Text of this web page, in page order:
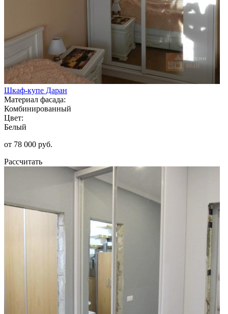
Шкаф-купе Даран
Материал фасада:
Комбинированный
Цвет:
Белый
от 78 000 руб.
Рассчитать